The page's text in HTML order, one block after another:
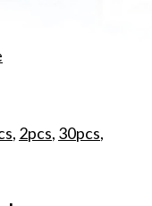
, 2pcs, 30pcs,